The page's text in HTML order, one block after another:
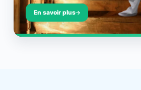
En savoir plus